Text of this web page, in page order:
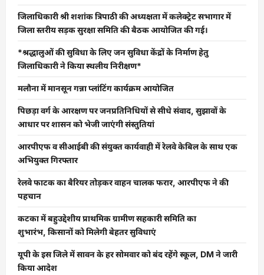
तैयारियां,
Personal
Income
Tax
की
छूट
को
लेकर
की
मांग.
जिलाधिकारी श्री शशांक त्रिपाठी की अध्यक्षता में कलेक्ट्रेट सभागार में
जिला स्तरीय सड़क सुरक्षा समिति की बैठक आयोजित की गई।
*श्रद्धालुओं की सुविधा के लिए जन सुविधा केंद्रों के निर्माण हेतु
जिलाधिकारी ने किया स्थलीय निरीक्षण*
मलौना में मानसून गन्ना प्लांटिंग कार्यक्रम आयोजित
पिछड़ा वर्ग के आरक्षण पर जनप्रतिनिधियों से सीधे संवाद, सुझावों के
आधार पर शासन को भेजी जाएंगी संस्तुतियां
आरपीएफ व सीआईबी की संयुक्त कार्यवाही में रेलवे केबिल के साथ एक
अभियुक्त गिरफ्तार
रेलवे फाटक का बैरियर तोड़कर वाहन चालक फरार, आरपीएफ ने की
पहचान
कटका में बहुउद्देशीय प्राथमिक ग्रामीण सहकारी समिति का
शुभारंभ, किसानों को मिलेगी बेहतर सुविधाएं
यूपी के इस जिले में सावन के हर सोमवार को बंद रहेंगे स्कूल, DM ने जारी
किया आदेश